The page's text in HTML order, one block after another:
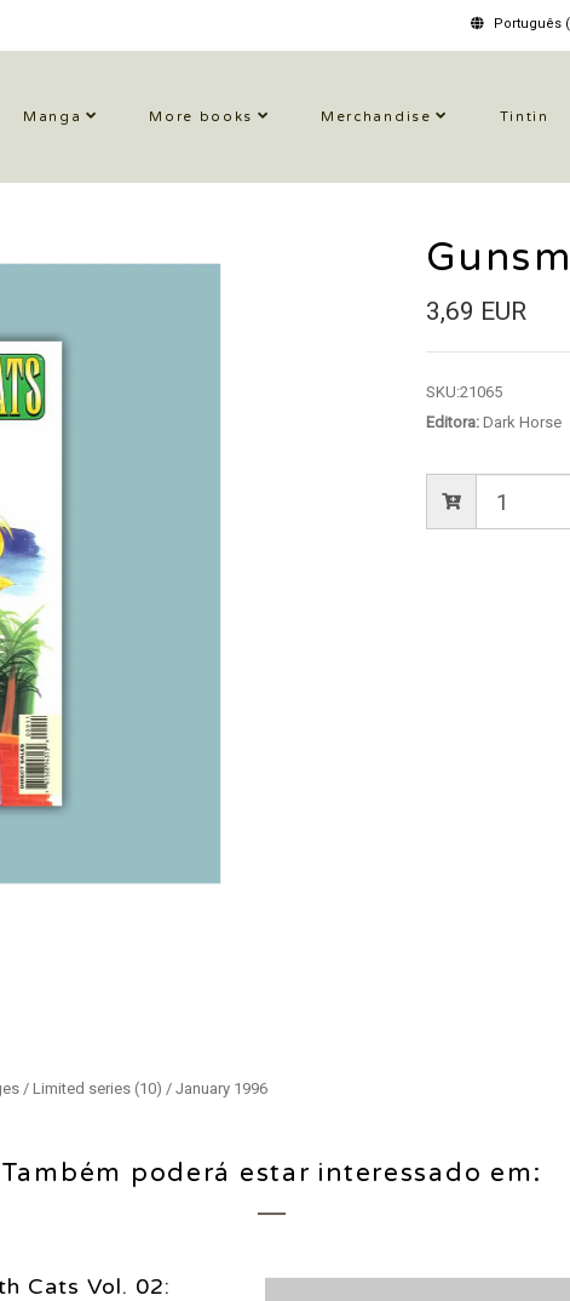
Português
Manga More books Merchandise Tintin
/ Limited series (10) / January 1996
3,69 EUR
SKU:21065
Editora:Dark Horse
Também poderá estar interessado em:
Cats Vol. 02: